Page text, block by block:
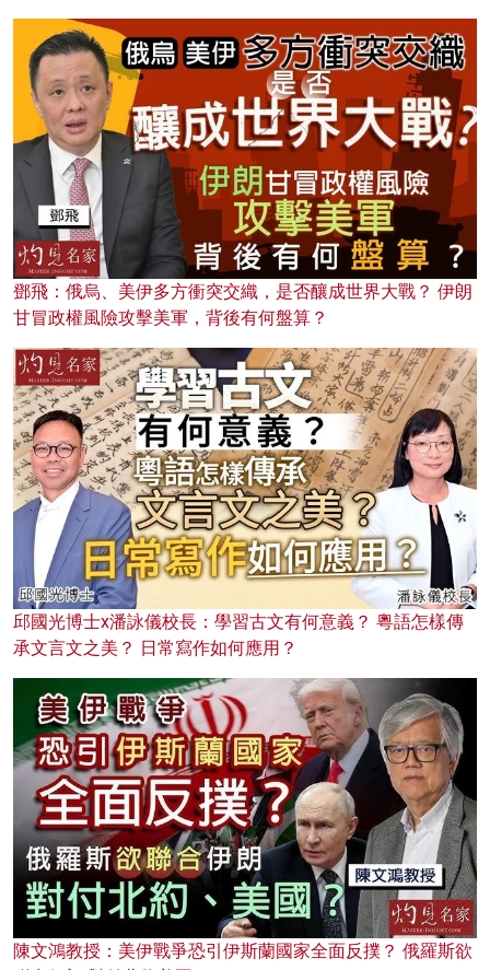
鄧飛：俄烏、美伊多方衝突交織，是否釀成世界大戰？ 伊朗
甘冒政權風險攻擊美軍，背後有何盤算？
邱國光博士x潘詠儀校長：學習古文有何意義？ 粵語怎樣傳
承文言文之美？ 日常寫作如何應用？
陳文鴻教授：美伊戰爭恐引伊斯蘭國家全面反撲？ 俄羅斯欲